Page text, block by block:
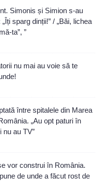
Simonis și Simion s-au
sparg dinții!” / „Băi, lichea
ta”, ”
nu mai au voie să te
între spitalele din Marea
„Au opt paturi în
au TV”
vor construi în România.
de unde a făcut rost de